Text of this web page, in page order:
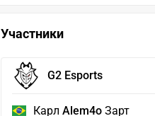
Участники
G2 Esports
Карл Alem4o Зарт